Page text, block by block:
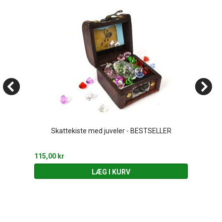
Skattekiste med juveler - BESTSELLER
115,00 kr
LÆG I KURV